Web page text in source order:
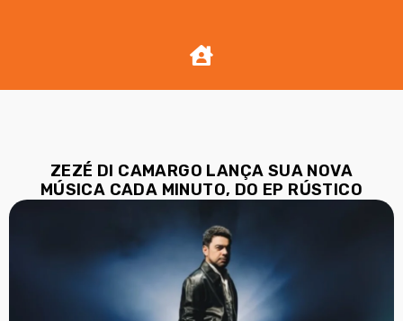
ZEZÉ DI CAMARGO LANÇA SUA NOVA
MÚSICA CADA MINUTO, DO EP RÚSTICO